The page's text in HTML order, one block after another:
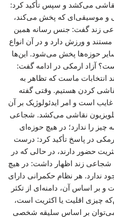
نقاشی می‌کشد و سپس تأکید کرد:
موسیقی‌ای که پخش می‌کند،
زند گفت: جنس رسانه همین
و ورزش دارد و در آن انواع
حوزه‌ها پخش می‌شود. این‌ها
آزاد ارمکی در ادامه گفت:
ماست که تظاهر به
کردن هستیم. وقتی گفته
است و امر ایدئولوژیک بر آن
نقاشی می‌کشد. شجاعی
را ندارد؛ در هیچ حوزه‌ای
در پاسخ تأکید کرد: درست
حضور دارند، در حالی که در
شجاعی زند اظهار داشت: در هیچ
ندارد. هر نظام حکمرانی دارای
اساس آن، دامنه‌ای از تکثر
چیزی اقلیت یا اکثریت است،
بر اساس سلیقه شخصی